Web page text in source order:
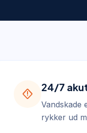
emergency_home
24/7
Vandskade
rykker ud